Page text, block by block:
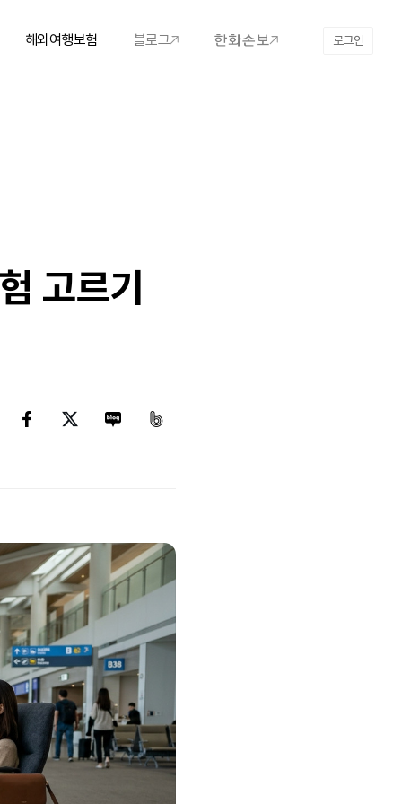
해외여행보험 블로그 로그인
고르기